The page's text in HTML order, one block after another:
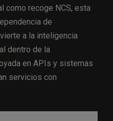
como recoge NCS, esta
de
a la inteligencia
dentro de la
en APIs y sistemas
servicios con